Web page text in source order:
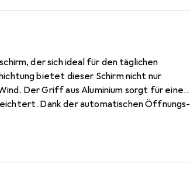
der sich ideal für den täglichen
bietet dieser Schirm nicht nur
Der Griff aus Aluminium sorgt für eine
Dank der automatischen Öffnungs-
Pongee garantiert zudem eine lange